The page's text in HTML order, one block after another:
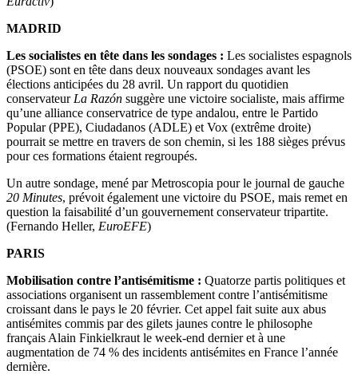
MADRID
Les socialistes en tête dans les sondages : Les socialistes espagnols
(PSOE) sont en tête dans deux nouveaux sondages avant les
élections anticipées du 28 avril. Un rapport du quotidien
conservateur La Razón suggère une victoire socialiste, mais affirme
qu’une alliance conservatrice de type andalou, entre le Partido
Popular (PPE), Ciudadanos (ADLE) et Vox (extrême droite)
pourrait se mettre en travers de son chemin, si les 188 sièges prévus
pour ces formations étaient regroupés.
Un autre sondage, mené par Metroscopia pour le journal de gauche
20 Minutes, prévoit également une victoire du PSOE, mais remet en
question la faisabilité d’un gouvernement conservateur tripartite.
(Fernando Heller, EuroEFE)
PARIS
Mobilisation contre l’antisémitisme : Quatorze partis politiques et
associations organisent un rassemblement contre l’antisémitisme
croissant dans le pays le 20 février. Cet appel fait suite aux abus
antisémites commis par des gilets jaunes contre le philosophe
français Alain Finkielkraut le week-end dernier et à une
augmentation de 74 % des incidents antisémites en France l’année
dernière.